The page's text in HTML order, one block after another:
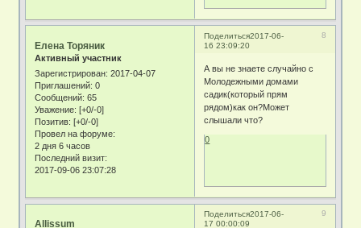
Поделиться 8
2017-06-
16 23:09:20
Елена Торяник
Активный участник
Зарегистрирован: 2017-04-07
Приглашений: 0
Сообщений: 65
Уважение: [+0/-0]
Позитив: [+0/-0]
Провел на форуме:
2 дня 6 часов
Последний визит:
2017-09-06 23:07:28
А вы не знаете случайно с
Молодежными домами
садик(который прям
рядом)как он?Может
слышали что?
0
Поделиться 9
2017-06-
17 00:00:09
Allissum